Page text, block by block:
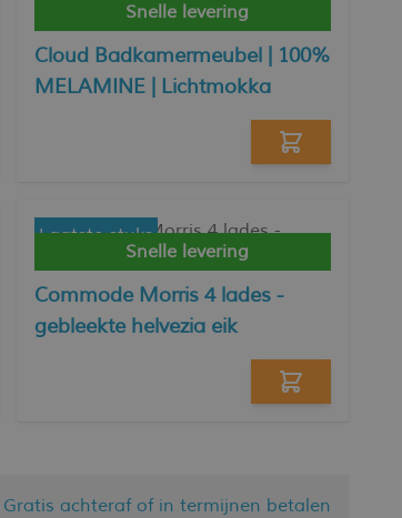
Snelle levering
Cloud Badkamermeubel | 100%
MELAMINE | Lichtmokka
Laatste stuks
Snelle levering
Commode Morris 4 lades -
gebleekte helvezia eik
Gratis achteraf of in termijnen betalen